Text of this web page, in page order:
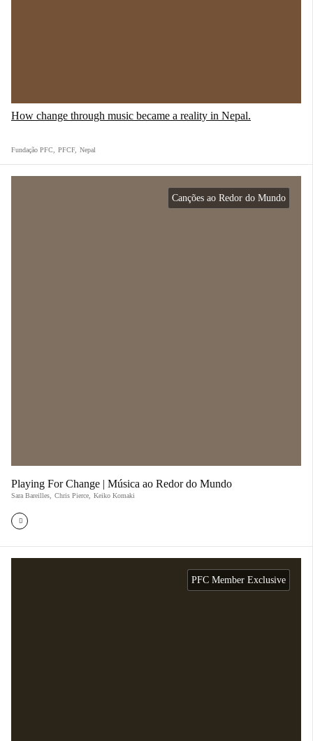
How change through music became a reality in Nepal.
Fundação PFC PFCF, Nepal
Canções ao Redor do Mundo
Playing For Change | Música ao Redor do Mundo
Sara Bareilles Chris Pierce Keiko Komaki
PFC Member Exclusive